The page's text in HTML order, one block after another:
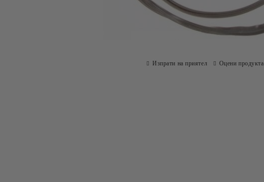
Изпрати на приятел Оцени продукта